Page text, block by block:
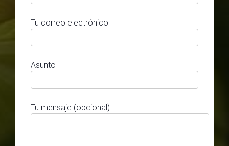
Tu correo electrónico
Asunto
Tu mensaje (opcional)